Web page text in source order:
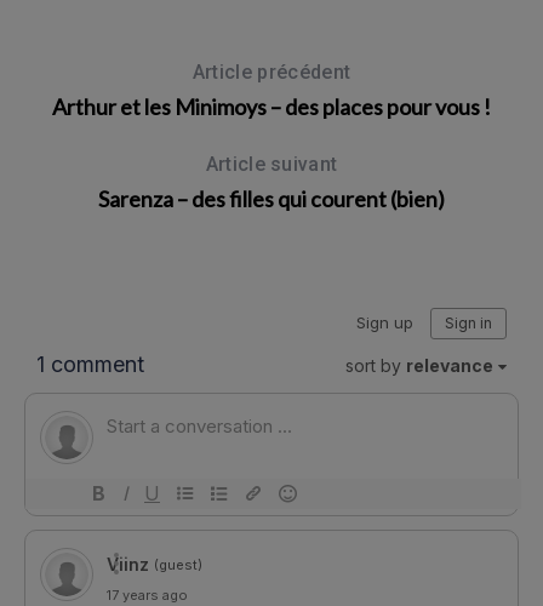
Article précédent
Arthur et les Minimoys – des places pour vous !
Article suivant
Sarenza – des filles qui courent (bien)